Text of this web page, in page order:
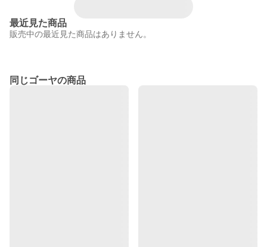
最近見た商品
販売中の最近見た商品はありません。
同じゴーヤの商品